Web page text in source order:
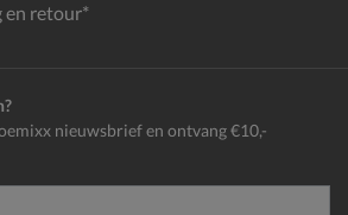
en retour*
nieuwsbrief en ontvang €10,-